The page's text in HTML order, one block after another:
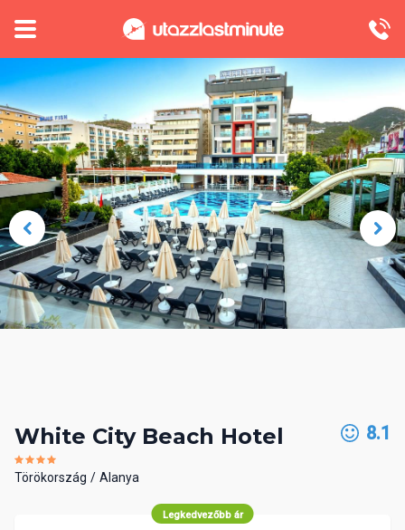
White City Beach Hotel
Törökország Alanya
8.1
Legkedvezőbb ár